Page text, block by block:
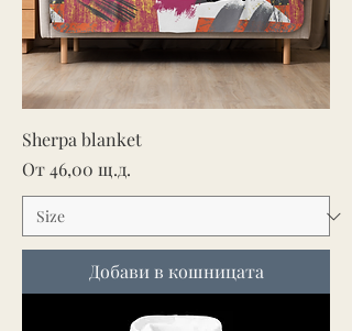
Sherpa blanket
От46,00 щ.д.
Продажна цена
Добави в кошницата